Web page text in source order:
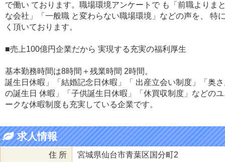
で働い ております。職場環境アンケートで も「前職よりま
な会社」「一般職 と変わらない職場環境」などの声を、 特
く頂いております。
■売上100億円企業だから 実現する充実の福利厚生
基本勤務時間は8時間＋残業時間 2時間。
誕生日休暇」「結婚記念日休暇」「 出産立会い制度」「奥
の誕生日 休暇」「子供誕生日休暇」「休買収制度」などの
ークな休暇制度も充実している企業です。
求人情報
住 所
宮城県仙台市青葉区国分町2